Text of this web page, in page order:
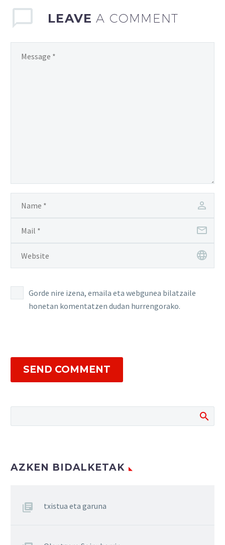
LEAVEA COMMENT
Gorde nire izena, emaila eta webgunea bilatzaile
honetan komentatzen dudan hurrengorako.
SEND COMMENT
AZKEN BIDALKETAK
txistua eta garuna